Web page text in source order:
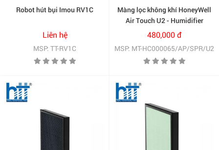
Robot hút bụi Imou RV1C
Liên hệ
MSP: TT-RV1C
Màng lọc không khí HoneyWell
Air Touch U2 - Humidifier
Filter (HC000065/AP/SPR/U2)
480,000 đ
MSP: MT-HC000065/AP/SPR/U2